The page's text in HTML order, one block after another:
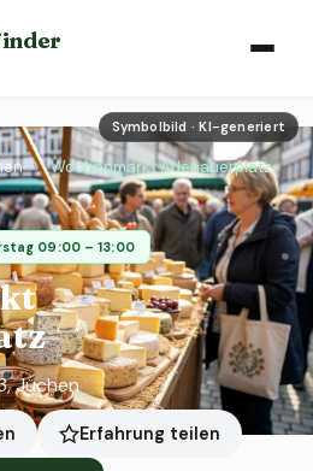
Symbolbild · KI-generiert
› Wochenmarkt Adenauerplatz
09:00 – 13:00
Jüchen
Erfahrung teilen